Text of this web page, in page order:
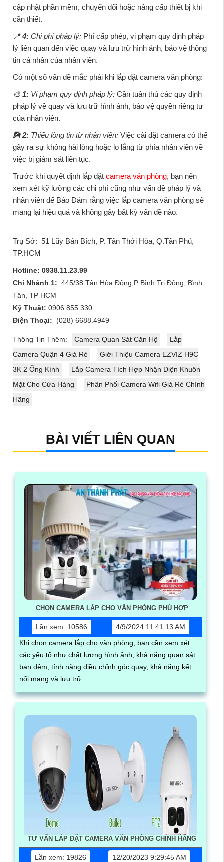
cập nhật phần mềm, chuyển đổi hoặc nâng cấp thiết bị khi
cần thiết.
📍4: Chi phí pháp lý: Phí cấp phép, vi phạm quy định pháp
lý liên quan đến việc quay và lưu trữ hình ảnh, bảo vệ thông
tin cá nhân của nhân viên.
Có một số vấn đề mắc phải khi lắp đặt camera văn phòng:
🎨 1: Vi phạm quy định pháp lý: Cần tuân thủ các quy định
pháp lý về quay và lưu trữ hình ảnh, bảo vệ quyền riêng tư
của nhân viên.
🎑2: Thiếu lòng tin từ nhân viên: Việc cài đặt camera có thể
gây ra sự không hài lòng hoặc lo lắng từ phía nhân viên về
việc bị giám sát liên tục.
Trước khi quyết định lắp đặt camera văn phòng, bạn nên
xem xét kỹ lưỡng các chi phí cũng như vấn đề pháp lý và
nhân viên để Bảo Đảm rằng việc lắp camera văn phòng sẽ
mang lại hiệu quả và không gây bất kỳ vấn đề nào.
Trụ Sở: 51 Lũy Bán Bích, P. Tân Thới Hòa, Q.Tân Phú,
TP.HCM
Hotline: 0938.11.23.99
Chi Nhánh 1: 445/38 Tân Hòa Đông,P Bình Trị Đông, Bình
Tân, TP HCM
Kỹ Thuật: 0906.855.330
Điện Thoại:
(028) 6688.4949
Thông Tin Thêm: Camera Quan Sát Căn Hộ
Lắp
Camera Quận 4 Giá Rẻ
Giới Thiệu Camera EZVIZ H9C
3K 2 Ống Kính
Lắp Camera Tích Hợp Nhận Diện Khuôn
Mặt Cho Cửa Hàng
Phân Phối Camera Wifi Giá Rẻ Chính
Hãng
BÀI VIẾT LIÊN QUAN
CHỌN CAMERA LẮP CHO VĂN PHÒNG PHÙ HỢP
Lần xem: 10586
4/9/2024 11:41:13 AM
Khi chọn camera lắp cho văn phòng, bạn cần xem xét
các yếu tố như chất lượng hình ảnh, khả năng quan sát
ban đêm, tính năng điều chỉnh góc quay, khả năng kết
nối mạng và lưu trữ...
TƯ VẤN LẮP ĐẶT CAMERA VĂN PHÒNG CHÍNH HÃNG
Lần xem: 19826 12/20/2023 9:29:45 AM